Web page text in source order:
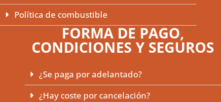
Política de combustible
FORMA DE PAGO,
CONDICIONES Y SEGUROS
¿Se paga por adelantado?
¿Hay coste por cancelación?